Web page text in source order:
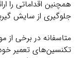
همچنین اقداماتی را
جلوگیری از سایش
متاسفانه در برخی از
تکنسین‌های تعمیر